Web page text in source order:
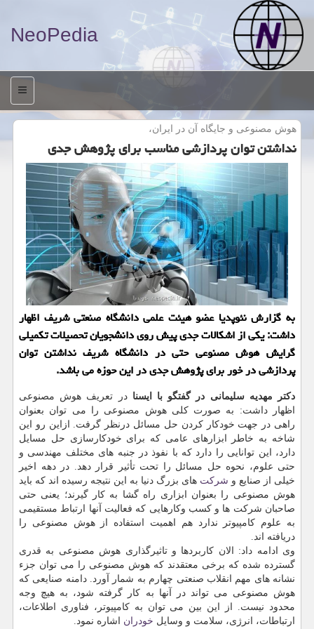
NeoPedia
منو
هوش مصنوعی و جایگاه آن در ایران،
نداشتن توان پردازشی مناسب برای پژوهش جدی
به گزارش نئوپدیا عضو هیئت علمی دانشگاه صنعتی شریف اظهار
داشت: یكی از اشكالات جدی پیش روی دانشجویان تحصیلات تكمیلی
گرایش هوش مصنوعی حتی در دانشگاه شریف نداشتن توان
پردازشی در خور برای پژوهش جدی در این حوزه می باشد.
دكتر مهدیه سلیمانی در گفتگو با ایسنا در تعریف هوش مصنوعی
اظهار داشت: به صورت كلی هوش مصنوعی را می توان بعنوان
راهی در جهت خودكار كردن حل مسائل درنظر گرفت. ازاین رو این
شاخه به خاطر ابزارهای عامی كه برای خودكارسازی حل مسایل
دارد، این توانایی را دارد كه با نفوذ در جنبه های مختلف مهندسی و
حتی علوم، نحوه حل مسائل را تحت تأثیر قرار دهد. در دهه اخیر
خیلی از صنایع و شركت های بزرگ دنیا به این نتیجه رسیده اند كه باید
هوش مصنوعی را بعنوان ابزاری راه گشا به كار گیرند؛ یعنی حتی
صاحبان شركت ها و كسب وكارهایی كه فعالیت آنها ارتباط مستقیمی
به علوم كامپیوتر ندارد هم اهمیت استفاده از هوش مصنوعی را
دریافته اند.
وی ادامه داد: الان كاربردها و تاثیرگذاری هوش مصنوعی به قدری
گسترده شده كه برخی معتقدند كه هوش مصنوعی را می توان جزء
نشانه های مهم انقلاب صنعتی چهارم به شمار آورد. دامنه صنایعی كه
هوش مصنوعی می تواند در آنها به كار گرفته شود، به هیچ وجه
محدود نیست. از این بین می توان به كامپیوتر، فناوری اطلاعات،
ارتباطات، انرژی، سلامت و وسایل خودران اشاره نمود.